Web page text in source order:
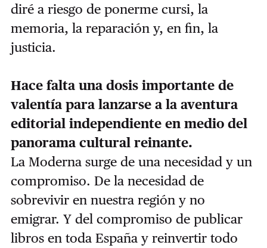
diré a riesgo de ponerme cursi, la
memoria, la reparación y, en fin, la
justicia.
Hace falta una dosis importante de
valentía para lanzarse a la aventura
editorial independiente en medio del
panorama cultural reinante.
La Moderna surge de una necesidad y un
compromiso. De la necesidad de
sobrevivir en nuestra región y no
emigrar. Y del compromiso de publicar
libros en toda España y reinvertir todo